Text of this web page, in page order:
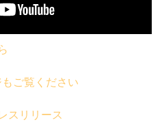
ご覧ください
スリリース